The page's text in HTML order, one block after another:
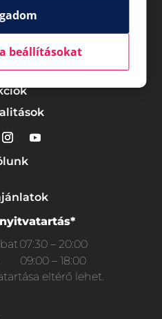
07:30 – 20:00
09:00 – 18:00
eltérő lehet.
beállításokat